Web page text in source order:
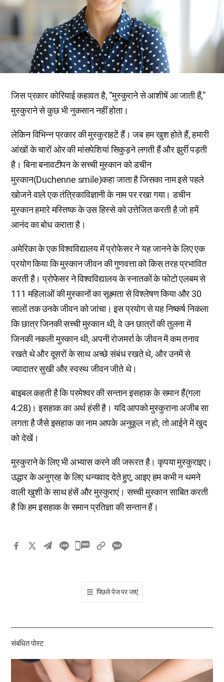
जिस प्रकार कोरियाई कहावत है, “मुस्कुराने से आशीषें आ जाती हैं,”
मुस्कुराने से कुछ भी नुकसान नहीं होता।
लेकिन विभिन्न प्रकार की मुस्कुराहटें हैं। जब हम खुश होते हैं, हमारी
आंखों के चारों ओर की मांसपेशियां सिकुड़ने लगती हैं और झुर्री पड़ती
है। बिना बनावटीपन के सच्ची मुस्कान को डचीन
मुस्कान(Duchenne smile)कहा जाता है जिसका नाम इसे पहले
खोजने वाले एक तंत्रिकाविज्ञानी के नाम पर रखा गया। डचीन
मुस्कान हमारे मस्तिष्क के उस हिस्से को उत्तेजित करती है जो हमें
आनंद का बोध कराता है।
अमेरिका के एक विश्वविद्यालय में प्रोफेसर ने यह जानने के लिए एक
प्रयोग किया कि मुस्कान जीवन की गुणवत्ता को किस तरह प्रभावित
करती है। प्रोफेसर ने विश्वविद्यालय के स्नातकों के फोटो एलबम से
111 महिलाओं की मुस्कानों का सूक्ष्मता से विश्लेषण किया और 30
सालों तक उनके जीवन को जांचा। इस प्रयोग से यह निष्कर्ष निकला
कि छात्र जिनकी सच्ची मुस्कान थी, वे उन छात्रों की तुलना में
जिनकी नकली मुस्कान थी, अपनी रोजमर्रा के जीवन में कम तनाव
रखते थे और दूसरों के साथ अच्छे संबंध रखते थे, और उनमें से
ज्यादातर सुखी और स्वस्थ जीवन जीते थे।
बाइबल कहती है कि परमेश्वर की सन्तान इसहाक के समान हैं(गला
4:28)। इसहाक का अर्थ हंसी है। यदि आपको मुस्कुराना अजीब सा
लगता है जैसे इसहाक का नाम आपके अनुकूल न हो, तो आईने में खुद
को देखें।
मुस्कुराने के लिए भी अभ्यास करने की जरूरत है। कृपया मुस्कुराइए।
उद्धार के अनुग्रह के लिए धन्यवाद देते हुए, आइए हम कभी न थमने
वाली खुशी के साथ हंसें और मुस्कुराएं। सच्ची मुस्कान साबित करती
है कि हम इसहाक के समान प्रतिज्ञा की सन्तान हैं।
카
톡
공
기
पिछले पेज पर जाएं
संबंधित पोस्ट